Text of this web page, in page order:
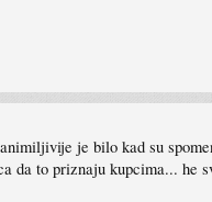
je bilo kad su
da to priznaju kupcima... he